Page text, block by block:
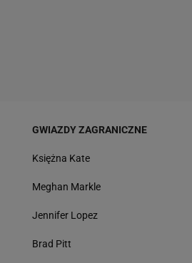
GWIAZDY ZAGRANICZNE
Księżna Kate
Meghan Markle
Jennifer Lopez
Brad Pitt